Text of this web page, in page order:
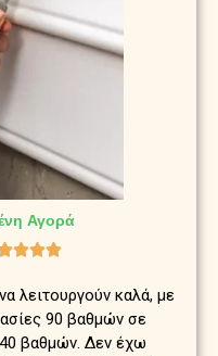
Αγορά

λειτουργούν καλά, με
90 βαθμών σε
βαθμών. Δεν έχω